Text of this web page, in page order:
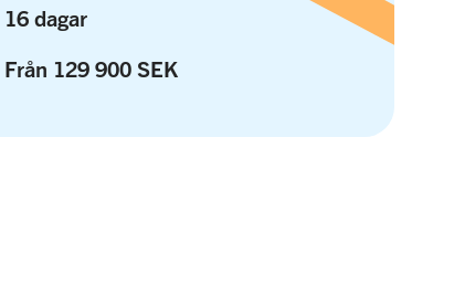
16 dagar
Från 129 900 SEK